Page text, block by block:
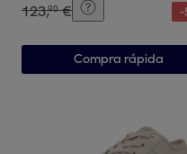
123,90 € -
Compra rápida